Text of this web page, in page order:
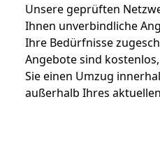
Unsere geprüften
Ihnen unverbindliche
Ihre Bedürfnisse
Angebote sind
Sie einen Umzug
außerhalb Ihres